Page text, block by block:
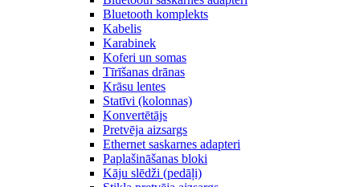
Bluetooth komplekts
Kabelis
Karabinek
Koferi un somas
Tīrīšanas drānas
Krāsu lentes
Statīvi (kolonnas)
Konvertētājs
Pretvēja aizsargs
Ethernet saskarnes adapteri
Paplašināšanas bloki
Kāju slēdži (pedāļi)